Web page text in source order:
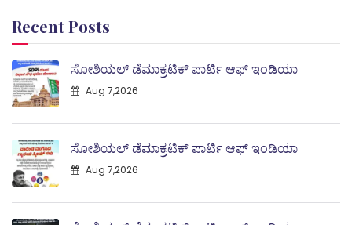
Recent Posts
ಸೋಶಿಯಲ್ ಡೆಮಾಕ್ರಟಿಕ್ ಪಾರ್ಟಿ ಆಫ್ ಇಂಡಿಯಾ
Aug 7,2026
ಸೋಶಿಯಲ್ ಡೆಮಾಕ್ರಟಿಕ್ ಪಾರ್ಟಿ ಆಫ್ ಇಂಡಿಯಾ
Aug 7,2026